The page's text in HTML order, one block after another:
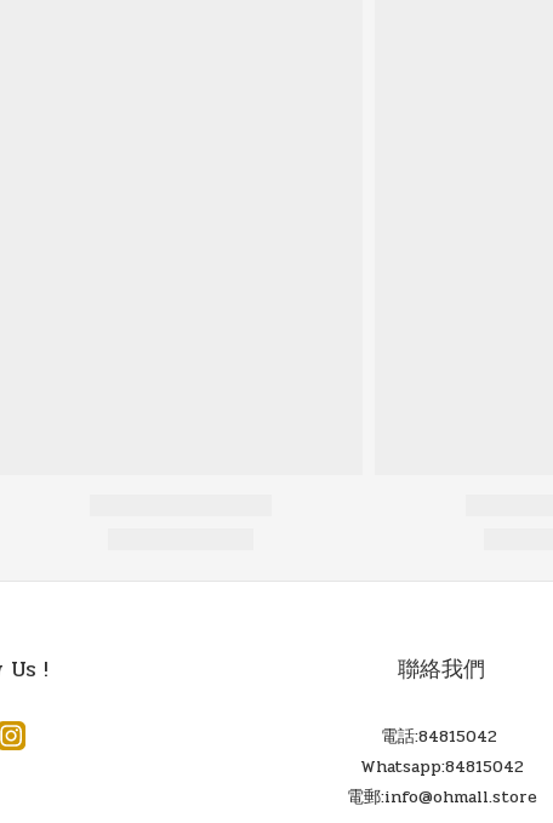
Us ! 聯絡我們
電話:84815042
Whatsapp:84815042
電郵:info@ohmall.store